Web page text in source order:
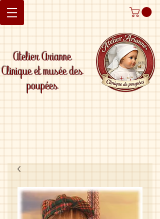
Atelier Arianne
Clinique et musée des
poupées